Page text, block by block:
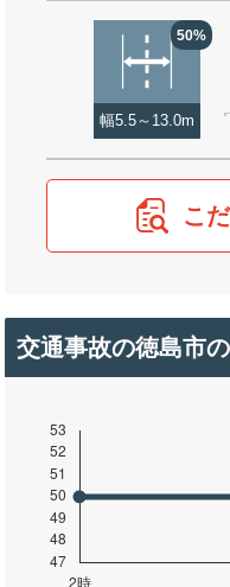
50%
幅5.5～13.0m
こ
交通事故の徳島市